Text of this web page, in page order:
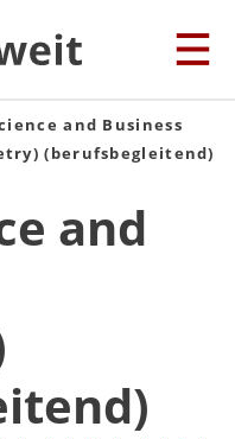
and Business
(berufsbegleitend)
and